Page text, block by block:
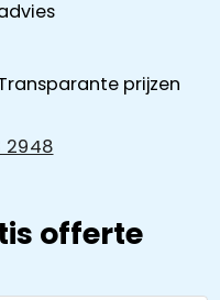
prijzen
2948
offerte